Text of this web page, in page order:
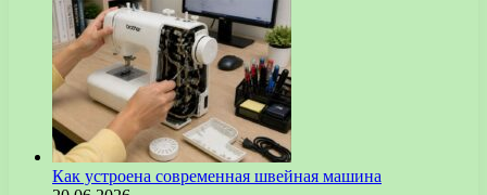
Как устроена современная швейная машина